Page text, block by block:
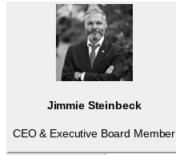
Jimmie Steinbeck
CEO & Executive Board Member